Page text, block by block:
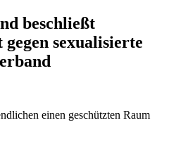
beschließt
sexualisierte
einen geschützten Raum